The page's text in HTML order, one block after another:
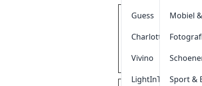
Guess
Charlotte Tilbury
Vivino
LightInThebox
Mobiel
Sport &
Scoor20% korting
[+]